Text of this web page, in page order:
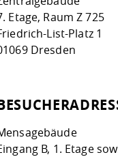
Etage, Raum Z 725
List-Platz 1
Dresden
B, 1. Etage